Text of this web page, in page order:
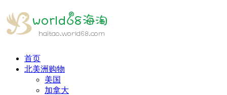
首页
北美洲购物
美国
加拿大